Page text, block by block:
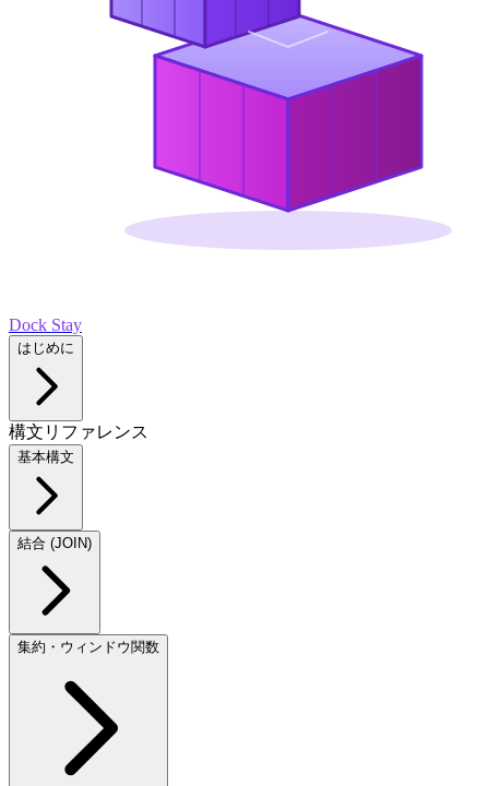
Dock Stay
はじめに
構文リファレンス
基本構文
結合 (JOIN)
集約・ウィンドウ関数